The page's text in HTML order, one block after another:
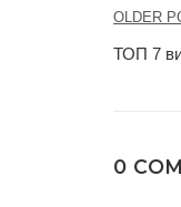
по
OLDER
ТОП 7
0